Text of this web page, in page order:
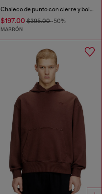
Chaleco de punto con cierre y bolsillos cargo
$197.00$395.00-50%
MARRÓN